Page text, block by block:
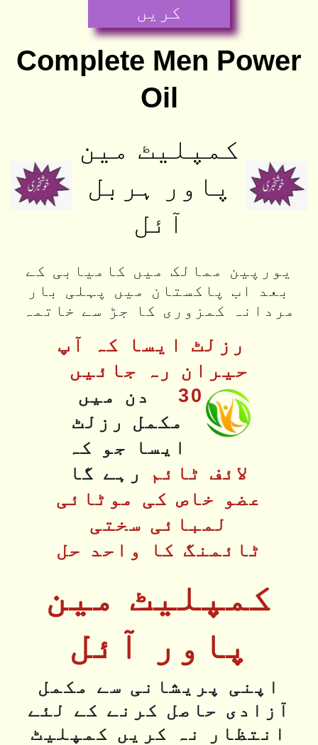
کریں
Complete Men Power
Oil
کمپلیٹ مین
پاور ہربل
آئل
یورپین ممالک میں کامیابی کے
بعد اب پاکستان میں پہلی بار
مردانہ کمزوری کا جڑ سے خاتمہ
رزلٹ ایسا کہ آپ
حیران رہ جائیں
30
دن میں
مکمل رزلٹ
ایسا جو کہ
لائف ٹائم
رہے گا
عضو خاص کی موٹائی
لمبائی سختی
ٹائمنگ کا واحد حل
کمپلیٹ مین
پاور آئل
اپنی پریشانی سے مکمل
آزادی حاصل کرنے کے لئے
انتظار نہ کریں کمپلیٹ